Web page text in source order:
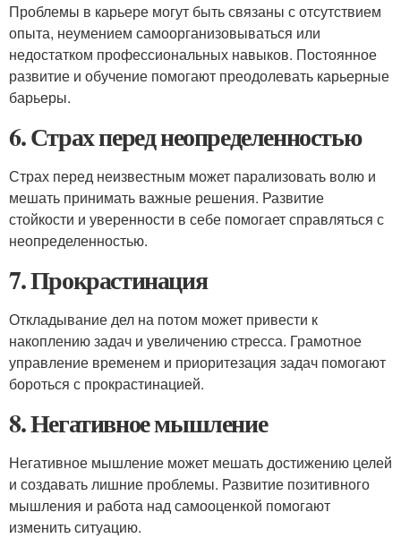
Проблемы в карьере могут быть связаны с отсутствием
опыта, неумением самоорганизовываться или
недостатком профессиональных навыков. Постоянное
развитие и обучение помогают преодолевать карьерные
барьеры.
6. Страх перед неопределенностью
Страх перед неизвестным может парализовать волю и
мешать принимать важные решения. Развитие
стойкости и уверенности в себе помогает справляться с
неопределенностью.
7. Прокрастинация
Откладывание дел на потом может привести к
накоплению задач и увеличению стресса. Грамотное
управление временем и приоритезация задач помогают
бороться с прокрастинацией.
8. Негативное мышление
Негативное мышление может мешать достижению целей
и создавать лишние проблемы. Развитие позитивного
мышления и работа над самооценкой помогают
изменить ситуацию.